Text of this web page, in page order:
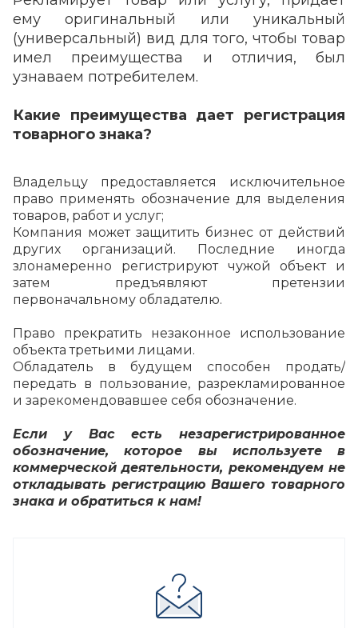
ему оригинальный или уникальный
(универсальный) вид для того, чтобы товар
имел преимущества и отличия, был
узнаваем потребителем.
Какие преимущества дает регистрация
товарного знака?
Владельцу предоставляется исключительное
право применять обозначение для выделения
товаров, работ и услуг;
Компания может защитить бизнес от действий
других организаций. Последние иногда
злонамеренно регистрируют чужой объект и
затем предъявляют претензии
первоначальному обладателю.
Право прекратить незаконное использование
объекта третьими лицами.
Обладатель в будущем способен продать/
передать в пользование, разрекламированное
и зарекомендовавшее себя обозначение.
Если у Вас есть незарегистрированное
обозначение, которое вы используете в
коммерческой деятельности, рекомендуем не
откладывать регистрацию Вашего товарного
знака и обратиться к нам!